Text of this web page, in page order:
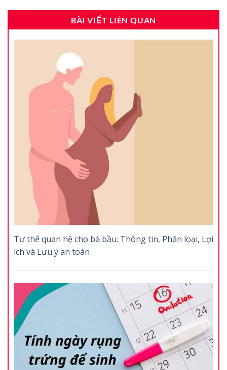
BÀI VIẾT LIÊN QUAN
Tư thế quan hệ cho bà bầu: Thông tin, Phân loại, Lợi
ích và Lưu ý an toàn